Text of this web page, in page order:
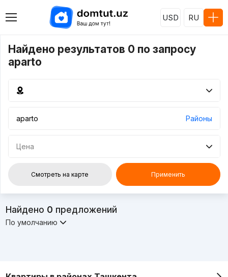
USD RU
Найдено результатов 0 по запросу
aparto
Районы
Цена
Смотреть на карте Применить
Найдено 0 предложений
По умолчанию